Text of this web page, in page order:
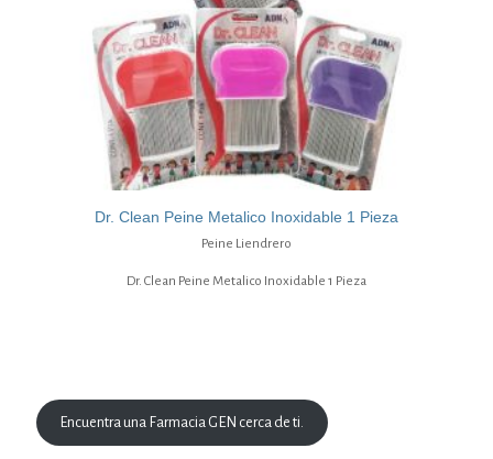
Dr. Clean Peine Metalico Inoxidable 1 Pieza
Peine Liendrero
Dr. Clean Peine Metalico Inoxidable 1 Pieza
Encuentra una Farmacia GEN cerca de ti.